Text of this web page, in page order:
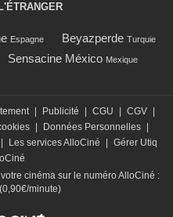
Espagne Beyazperde Turquie
Sensacine México Mexique
Publicité CGU CGV
Données Personnelles
Les services AlloCiné
Gérer Utiq
cinéma sur le numéro AlloCiné :
minute)